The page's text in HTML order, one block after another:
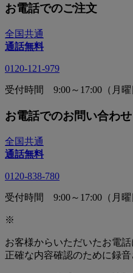
お電話でのご注文
全国共通
通話無料
0120-121-979
受付時間 9:00～17:00（月曜
お電話でのお問い合わせ
全国共通
通話無料
0120-838-780
受付時間 9:00～17:00（月曜
※
お客様からいただいたお電話
正確な内容確認のために録